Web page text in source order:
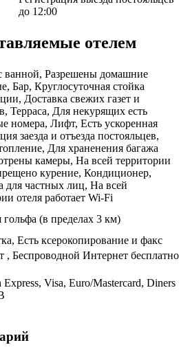
до 12:00
отелем
ванной, Разрешены домашние
Бар, Круглосуточная стойка
Доставка свежих газет и
Терраса, Для некурящих есть
номера, Лифт, Есть ускоренная
заезда и отъезда постояльцев,
Для храненения багажа
камеры, На всей территории
курение, Кондиционер,
для частных лиц, На всей
отеля работает Wi-Fi
гольфа (в пределах 3 км)
Есть ксерокопирование и факс
, Беспроводной Интернет бесплатно
Express, Visa, Euro/Mastercard, Diners